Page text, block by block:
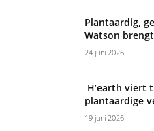
Plantaardig,
Watson
24 juni 2026
H’earth viert
plantaardige
19 juni 2026